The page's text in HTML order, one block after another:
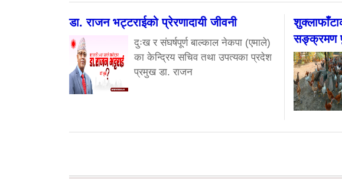
डा. राजन भट्टराईको प्रेरणादायी जीवनी
दुःख र संघर्षपूर्ण बाल्काल नेकपा (एमाले)
का केन्द्रिय सचिव तथा उपत्यका प्रदेश
प्रमुख डा. राजन
सङ्क्रमण